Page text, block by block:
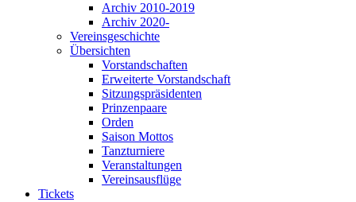
Archiv 2010-2019
Archiv 2020-
Vereinsgeschichte
Übersichten
Vorstandschaften
Erweiterte Vorstandschaft
Sitzungspräsidenten
Prinzenpaare
Orden
Saison Mottos
Tanzturniere
Veranstaltungen
Vereinsausflüge
Tickets